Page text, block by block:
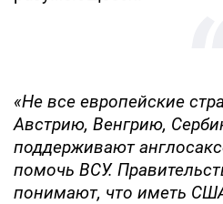
«Не все европейские
Австрию, Венгрию,
поддерживают
помочь ВСУ.
понимают, что иметь